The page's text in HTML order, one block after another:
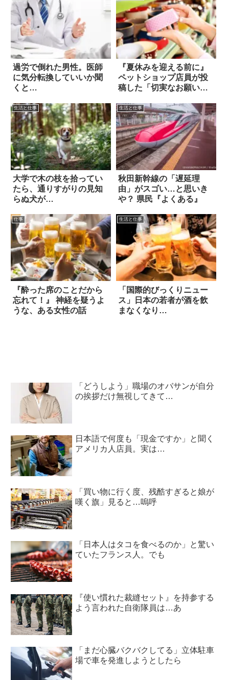
過労で倒れた男性。医師
に気分転換していいか聞
くと…
『夏休みを迎える前に』
ペットショップ店員が投
稿した「切実なお願い」
生活と仕事
大学で木の枝を拾ってい
たら、通りすがりの見知
らぬ犬が…
生活と仕事
秋田新幹線の「遅延理
由」がスゴい…と思いき
や？ 県民『よくある』
仕事
『酔った席のことだから
忘れて！』 神経を疑うよ
うな、ある女性の話
生活と仕事
「国際的びっくりニュー
ス」日本の若者が酒を飲
まなくなり…
「どうしよう」職場のオバサンが自分
の挨拶だけ無視してきて…
日本語で何度も「現金ですか」と聞く
アメリカ人店員。実は…
「買い物に行く度、残酷すぎると娘が
嘆く旗」見ると…嗚呼
「日本人はタコを食べるのか」と驚い
ていたフランス人。でも
『使い慣れた裁縫セット』を持参する
よう言われた自衛隊員は…あ
「まだ心臓バクバクしてる」立体駐車
場で車を発進しようとしたら